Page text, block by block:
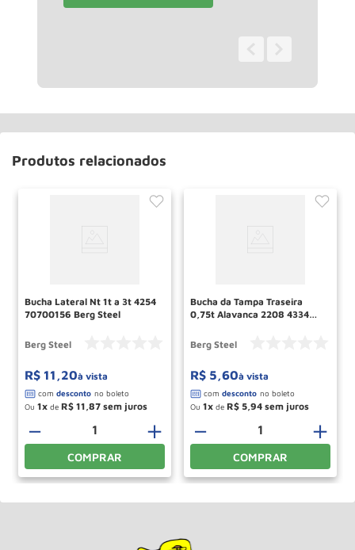
Produtos relacionados
Bucha Lateral Nt 1t a 3t 4254
70700156 Berg Steel
Berg Steel
R$ 11 ,20à vista
Ou 1 de R$ 11 87
＋
－
COMPRAR
Bucha da Tampa Traseira
0,75t Alavanca 2208 4334
Berg Steel
R$ 5,60à vista
Ou 1 de R$ 5 94
＋
－
COMPRAR